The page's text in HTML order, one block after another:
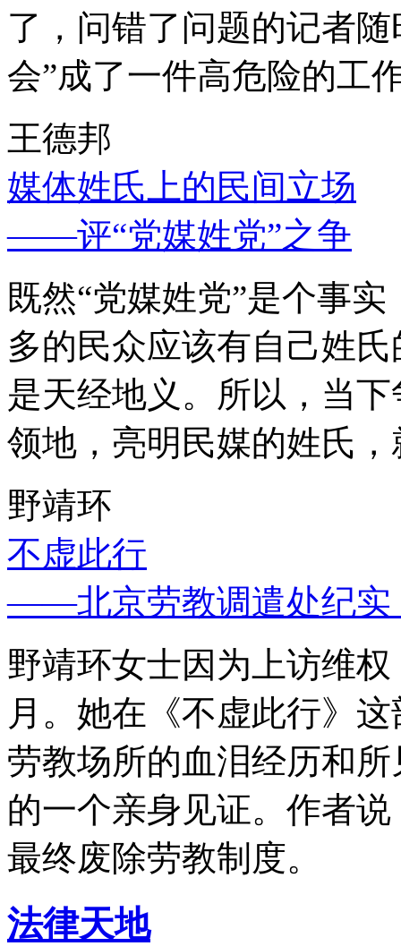
了，问错了问题的记者
会”成了一件高危险的工
王德邦
媒体姓氏上的民间立场
——评“党媒姓党”之争
既然“党媒姓党”是个事
多的民众应该有自己姓
是天经地义。所以，当
领地，亮明民媒的姓氏
野靖环
不虚此行
——北京劳教调遣处纪实
野靖环女士因为上访维
月。她在《不虚此行》
劳教场所的血泪经历和
的一个亲身见证。作者
最终废除劳教制度。
法律天地